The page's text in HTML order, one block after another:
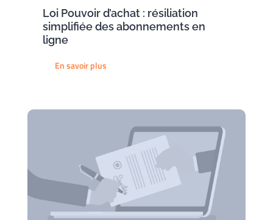
Loi Pouvoir d’achat : résiliation
simplifiée des abonnements en
ligne
En savoir plus